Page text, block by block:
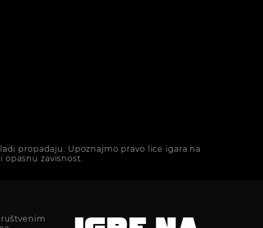
propadaju. Upoznajmo pravo lice igara na
zavisnost.